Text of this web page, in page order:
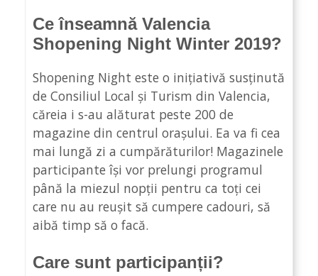
Ce înseamnă Valencia
Shopening Night Winter 2019?
Shopening Night este o inițiativă susținută
de Consiliul Local și Turism din Valencia,
căreia i s-au alăturat peste 200 de
magazine din centrul orașului. Ea va fi cea
mai lungă zi a cumpărăturilor! Magazinele
participante își vor prelungi programul
până la miezul nopții pentru ca toți cei
care nu au reușit să cumpere cadouri, să
aibă timp să o facă.
Care sunt participanții?